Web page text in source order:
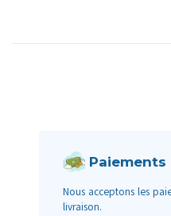
Paiements
Nous acceptons les
livraison.